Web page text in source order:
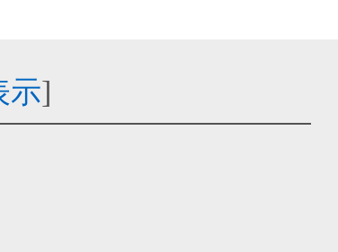
示]